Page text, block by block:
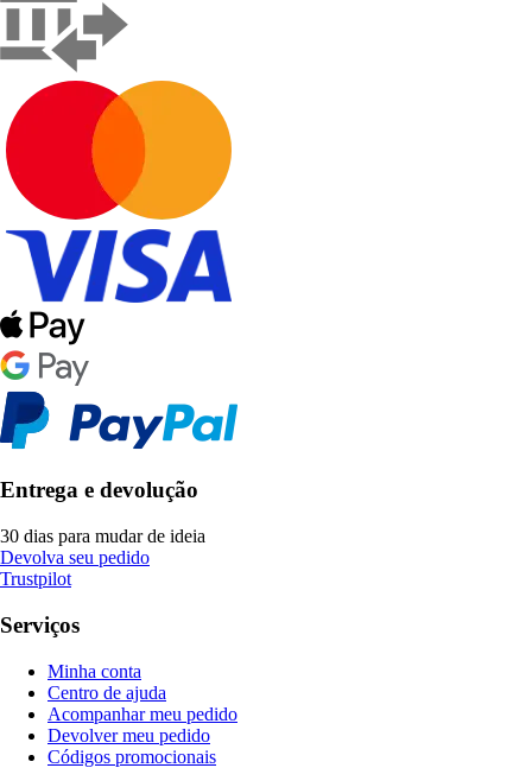
Entrega e devolução
30 dias para mudar de ideia
Devolva seu pedido
Trustpilot
Serviços
Minha conta
Centro de ajuda
Acompanhar meu pedido
Devolver meu pedido
Códigos promocionais